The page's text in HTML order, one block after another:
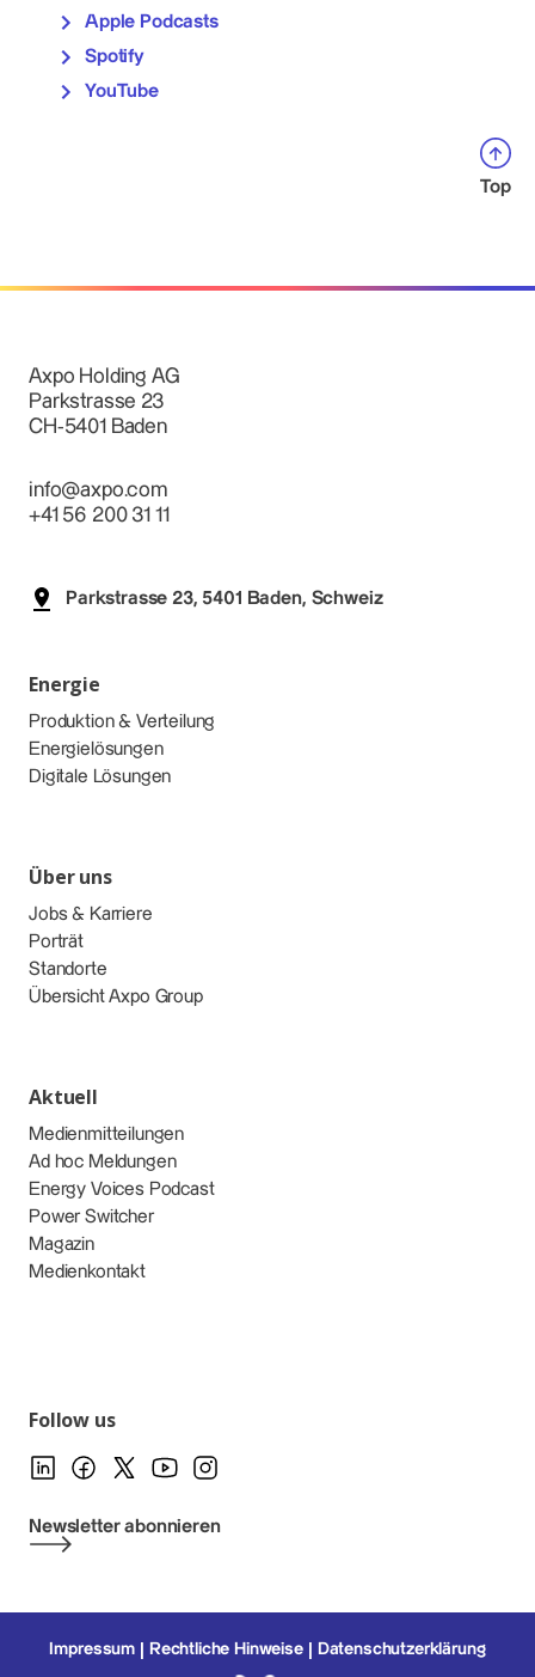
Apple Podcasts
Spotify
YouTube
Top
Axpo Holding AG
Parkstrasse 23
CH-5401 Baden
info@axpo.com
+41 56 200 31 11
Parkstrasse 23, 5401 Baden, Schweiz
Energie
Produktion & Verteilung
Energielösungen
Digitale Lösungen
Über uns
Jobs & Karriere
Porträt
Standorte
Übersicht Axpo Group
Aktuell
Medienmitteilungen
Ad hoc Meldungen
Energy Voices Podcast
Power Switcher
Magazin
Medienkontakt
Follow us
Newsletter abonnieren
Impressum Rechtliche Hinweise Datenschutzerklärung